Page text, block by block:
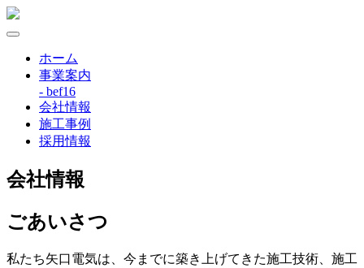
ホーム
事業案内
- bef16
会社情報
施工事例
採用情報
会社情報
ごあいさつ
私たち矢口電気は、今までに築き上げてきた施工技術、施工